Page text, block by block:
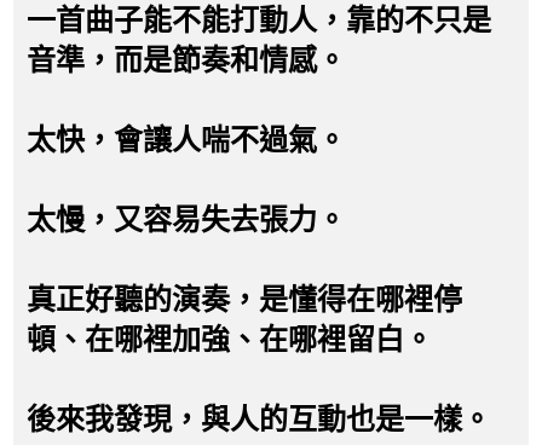
一首曲子能不能打動人，靠的不只是
音準，而是節奏和情感。
太快，會讓人喘不過氣。
太慢，又容易失去張力。
真正好聽的演奏，是懂得在哪裡停
頓、在哪裡加強、在哪裡留白。
後來我發現，與人的互動也是一樣。